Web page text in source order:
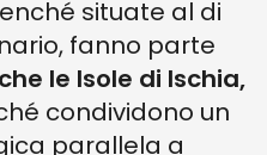
situate al di
fanno parte
le Isole di Ischia,
condividono un
parallela a